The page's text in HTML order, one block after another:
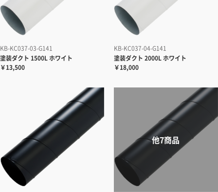
KB-KC037-03-G141
塗装ダクト 1500L ホワイト
￥13,500
KB-KC037-04-G141
塗装ダクト 2000L ホワイト
￥18,000